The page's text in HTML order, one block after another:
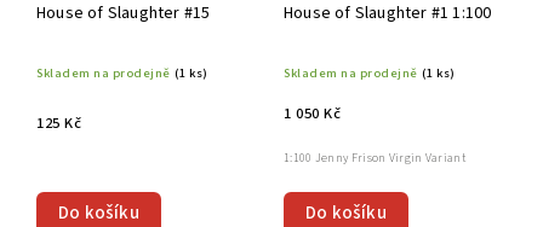
House of Slaughter #15
Skladem na prodejně (1 ks)
125 Kč
Do košíku
House of Slaughter #1 1:100
Skladem na prodejně (1 ks)
1 050 Kč
Do košíku
1:100 Jenny Frison Virgin Variant